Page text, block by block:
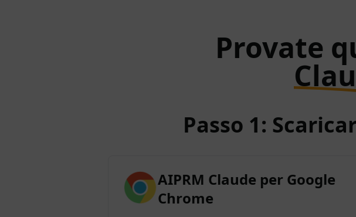
Provate
Passo 1:
AIPRM Claude per Google
Chrome